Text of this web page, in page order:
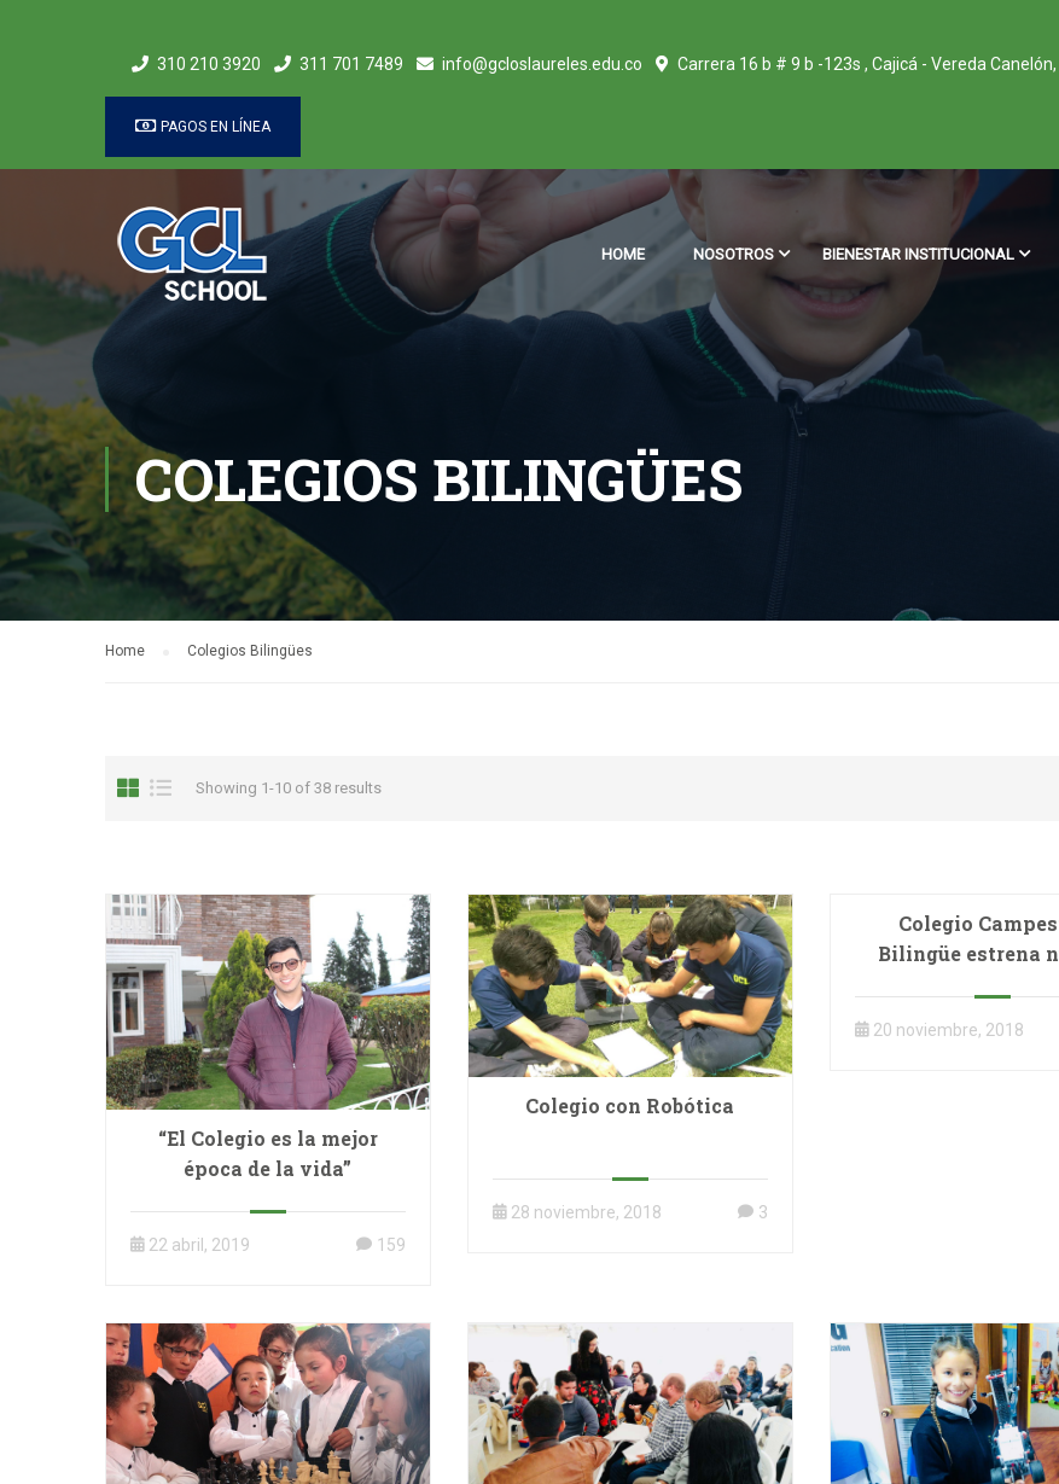
310 210 3920 311 701 7489 info@gcloslaureles.edu.co Carrera 16 b # 9 b -123s , Cajicá - Vereda
PAGOS EN LÍNEA
HOME NOSOTROS BIENESTAR INSTITUCIONAL
COLEGIOS BILINGÜES
Home Colegios Bilingües
Showing 1-10 of 38 results
“El Colegio es la mejor
época de la vida”
22 abril, 2019 159
Colegio con Robótica
28 noviembre, 2018 3
Colegio
Bilingüe estrena
20 noviembre, 2018